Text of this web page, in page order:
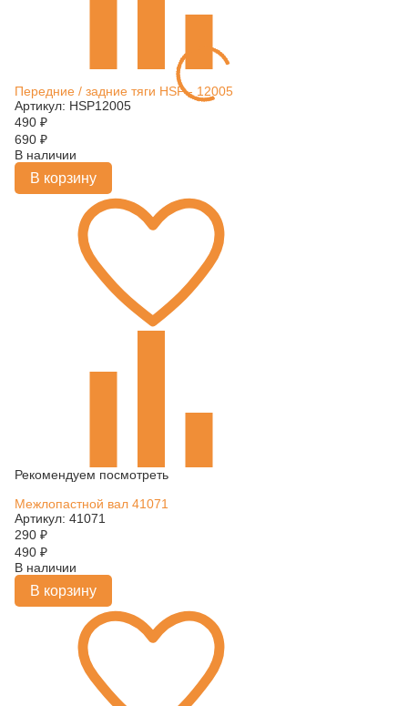
Передние / задние тяги HSP - 12005
Артикул: HSP12005
490 ₽
690 ₽
В наличии
В корзину
Рекомендуем посмотреть
Межлопастной вал 41071
Артикул: 41071
290 ₽
490 ₽
В наличии
В корзину